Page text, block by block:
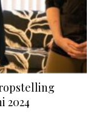
2024